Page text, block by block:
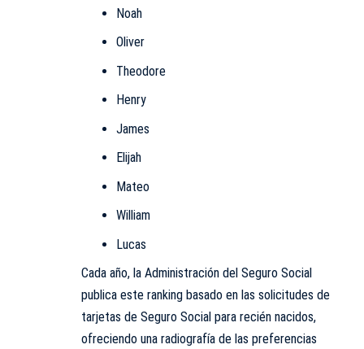
Noah
Oliver
Theodore
Henry
James
Elijah
Mateo
William
Lucas
Cada año, la Administración del Seguro Social
publica este ranking basado en las solicitudes de
tarjetas de Seguro Social para recién nacidos,
ofreciendo una radiografía de las preferencias